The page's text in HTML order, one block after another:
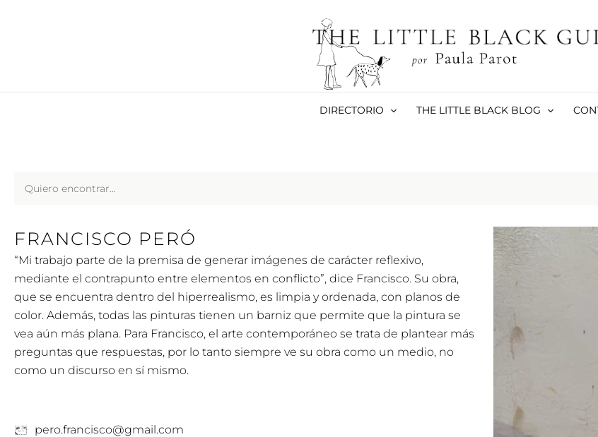
DIRECTORIO THE LITTLE BLACK BLOG
FRANCISCO PERÓ
“Mi trabajo parte de la premisa de generar imágenes de carácter reflexivo,
mediante el contrapunto entre elementos en conflicto”, dice Francisco. Su obra,
que se encuentra dentro del hiperrealismo, es limpia y ordenada, con planos de
color. Además, todas las pinturas tienen un barniz que permite que la pintura se
vea aún más plana. Para Francisco, el arte contemporáneo se trata de plantear más
preguntas que respuestas, por lo tanto siempre ve su obra como un medio, no
como un discurso en sí mismo.
pero.francisco@gmail.com